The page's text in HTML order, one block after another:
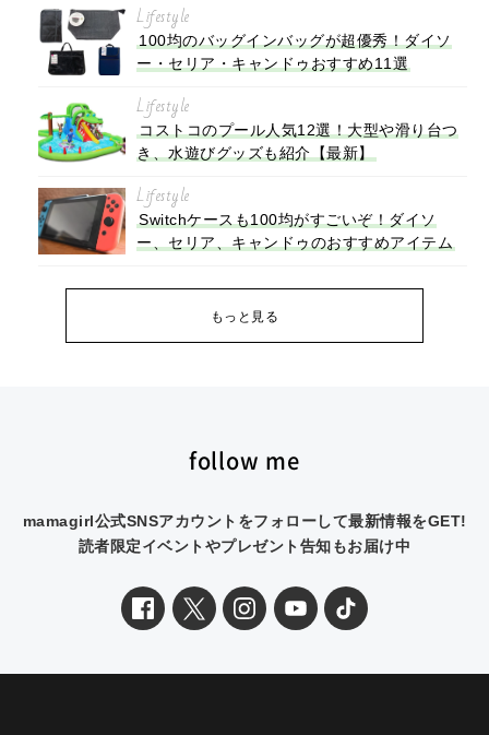
Lifestyle
100均のバッグインバッグが超優秀！ダイソ
ー・セリア・キャンドゥおすすめ11選
Lifestyle
コストコのプール人気12選！大型や滑り台つ
き、水遊びグッズも紹介【最新】
Lifestyle
Switchケースも100均がすごいぞ！ダイソ
ー、セリア、キャンドゥのおすすめアイテム
もっと見る
follow me
mamagirl公式SNSアカウントをフォローして最新情報をGET!
読者限定イベントやプレゼント告知もお届け中